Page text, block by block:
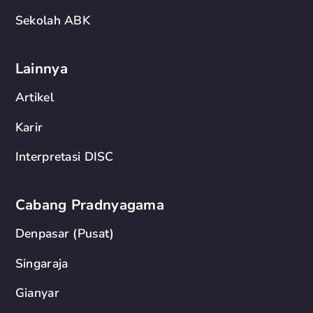
Sekolah ABK
Lainnya
Artikel
Karir
Interpretasi DISC
Cabang Pradnyagama
Denpasar (Pusat)
Singaraja
Gianyar